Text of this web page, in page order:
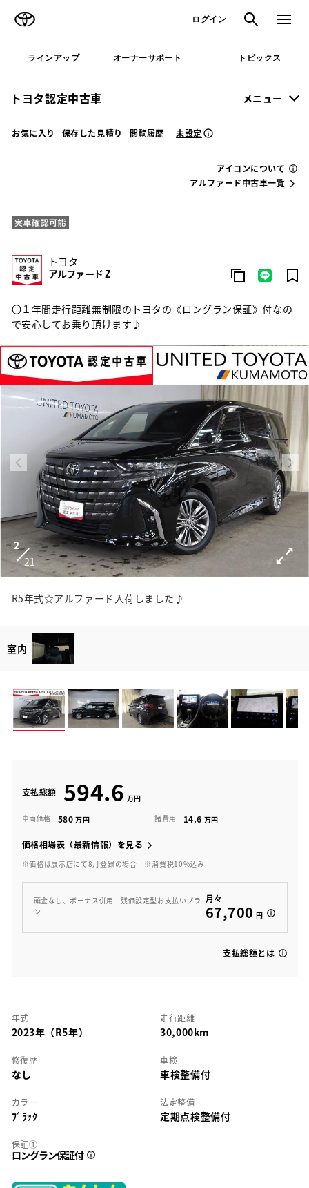
ログイン 検索 メニュ
ラインアップ オーナーサポート トピックス
トヨタ認定中古車 メニュー
お気に入り 保存した見積り 閲覧履歴 未設定
アイコンについて
アルファード中古車一覧
トヨタ
アルファード Z
〇１年間走行距離無制限のトヨタの《ロングラン保証》付なの
で安心してお乗り頂けます♪
2
21
R5年式☆アルファード入荷しました♪
室内
支払総額 594.6
車両価格 580 諸費用 14.6
価格相場表（最新情報）を見る
※価格は展示店にて8月登録の場合 ※消費税10%込み
頭金なし、ボーナス併用 残価設定型お支払いプラ
ン
月々
67,700 円
支払総額とは
年式
2023年（R5年）
走行距離
30,000km
修復歴
なし
車検
車検整備付
カラー
ﾌﾞﾗｯｸ
法定整備
定期点検整備付
保証①
ロングラン保証付